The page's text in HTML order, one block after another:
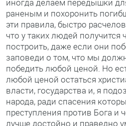
иногда делаем передышки
раненым и похоронить
эти правила, быстро
что у таких людей получится
построить, даже если они
заповеди о том, что мы
победить любой ценой. Но
любой ценой остаться
власти, государства и, я
народа, ради спасения
преступления против Бога и
лучше достойно и праведно